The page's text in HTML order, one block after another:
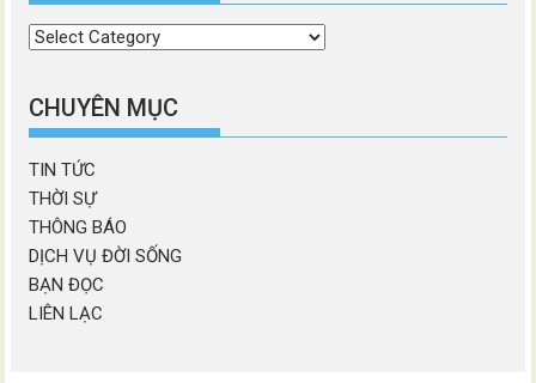
Chọn
mục
CHUYÊN MỤC
TIN TỨC
THỜI SỰ
THÔNG BÁO
DỊCH VỤ ĐỜI SỐNG
BẠN ĐỌC
LIÊN LẠC